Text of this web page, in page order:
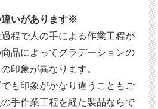
いがあります※
程で人の手による作業工程が
品によってグラデーションの
印象が異なります。
も印象がかなり違うこともご
手作業工程を経た製品ならで